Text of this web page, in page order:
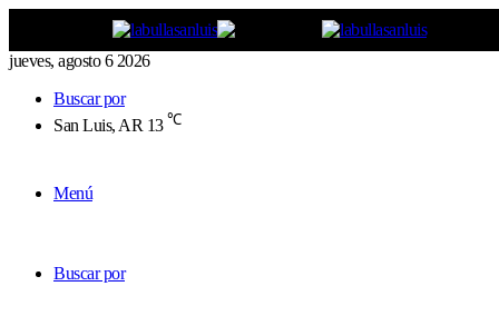
jueves, agosto 6 2026
Buscar por
San Luis, AR 13 ℃
Menú
Buscar por